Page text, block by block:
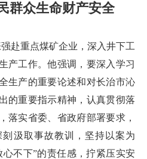
群众生命财产安全
赴重点煤矿企业，深入井下工
产工作。他强调，要深入学习
生产的重要论述和对长治市沁
的重要指示精神，认真贯彻落
落实省委、省政府部署要求，
汲取事故教训，坚持以案为
不下”的责任感，拧紧压实安